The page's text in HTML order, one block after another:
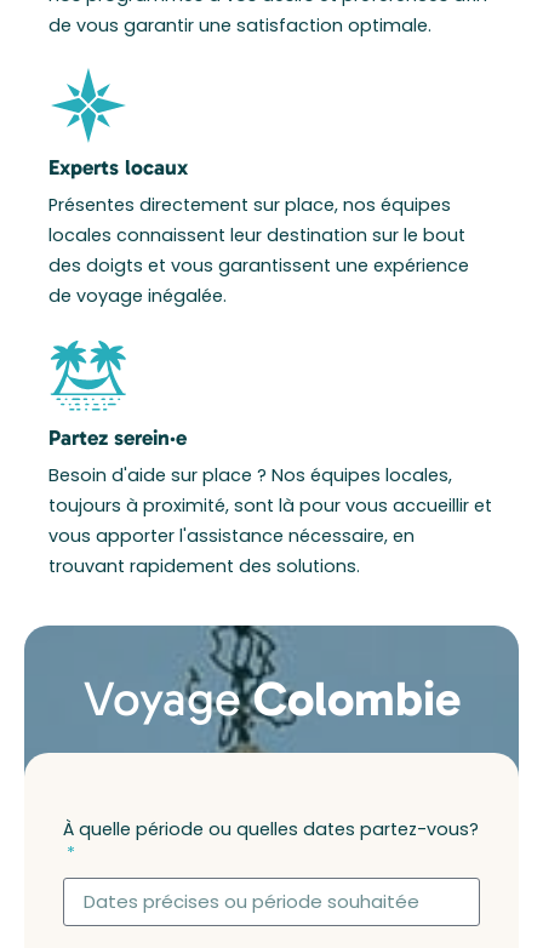
de vous garantir une satisfaction optimale.
Experts locaux
Présentes directement sur place, nos équipes
locales connaissent leur destination sur le bout
des doigts et vous garantissent une expérience
de voyage inégalée.
Partez serein·e
Besoin d'aide sur place ? Nos équipes locales,
toujours à proximité, sont là pour vous accueillir et
vous apporter l'assistance nécessaire, en
trouvant rapidement des solutions.
VoyageColombie
À quelle période ou quelles dates partez-vous?